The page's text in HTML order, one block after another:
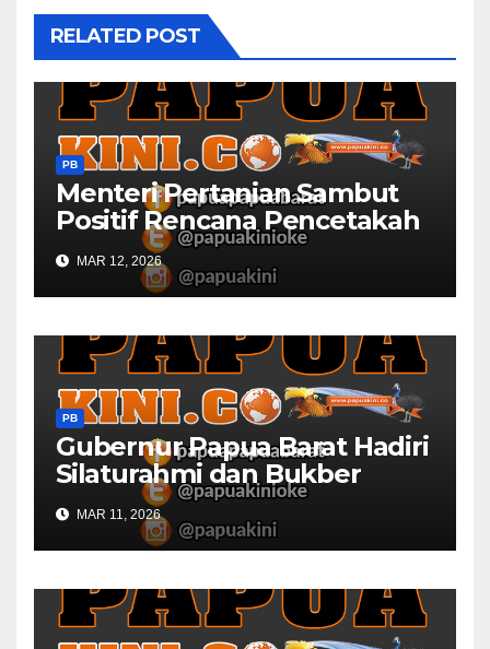
RELATED POST
PB
Menteri Pertanian Sambut
Positif Rencana Pencetakah
Sawah dan Ladang di Papua
Barat
MAR 12, 2026
PB
Gubernur Papua Barat Hadiri
Silaturahmi dan Bukber
Bersama DPR RI dan
Mendagri di IPDN
MAR 11, 2026